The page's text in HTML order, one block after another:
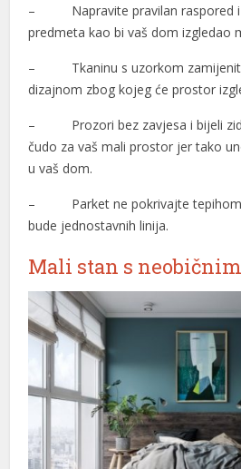
– Napravite pravilan raspored i
predmeta kao bi vaš dom izgledao
– Tkaninu s uzorkom
dizajnom zbog kojeg će prostor
– Prozori bez zavjesa i bijeli
čudo za vaš mali prostor jer tako
u vaš dom.
– Parket ne pokrivajte tepihom,
bude jednostavnih linija.
Mali stan s